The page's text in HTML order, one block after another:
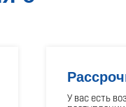
У вас есть